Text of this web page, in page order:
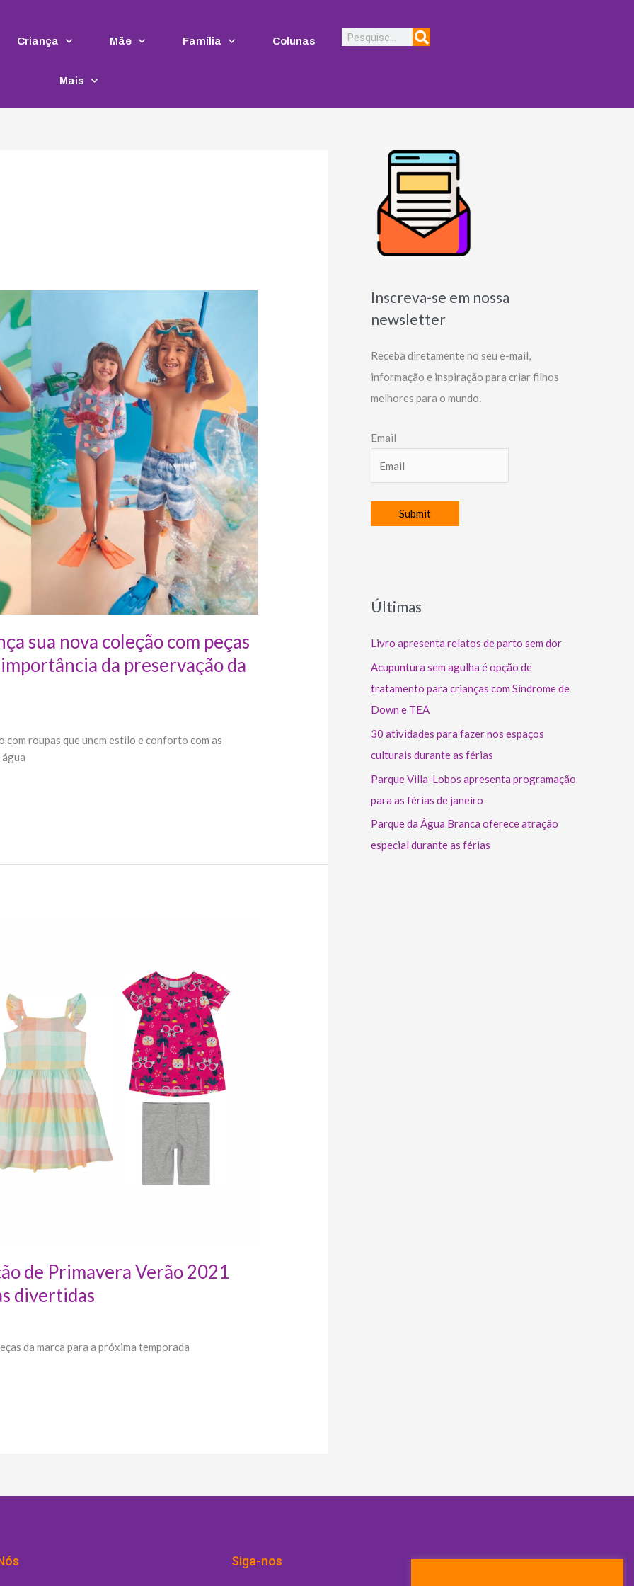
Criança Mãe Família Colunas
Mais
sua nova coleção com peças
da preservação da
com roupas que unem estilo e conforto com as
de Primavera Verão 2021
divertidas
da marca para a próxima temporada
Inscreva-se em nossa
newsletter
Receba diretamente no seu e-mail,
informação e inspiração para criar filhos
melhores para o mundo.
Email
Últimas
Livro apresenta relatos de parto sem dor
Acupuntura sem agulha é opção de
tratamento para crianças com Síndrome de
Down e TEA
30 atividades para fazer nos espaços
culturais durante as férias
Parque Villa-Lobos apresenta programação
para as férias de janeiro
Parque da Água Branca oferece atração
especial durante as férias
Siga-nos